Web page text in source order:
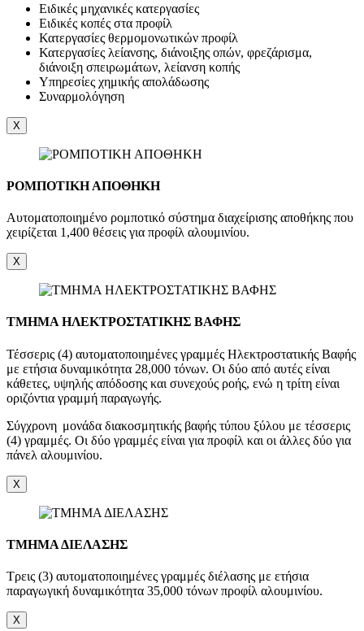
Ειδικές μηχανικές κατεργασίες
Ειδικές κοπές στα προφίλ
Κατεργασίες θερμομονωτικών προφίλ
Κατεργασίες λείανσης, διάνοιξης οπών, φρεζάρισμα,
διάνοιξη σπειρωμάτων, λείανση κοπής
Υπηρεσίες χημικής απολάδωσης
Συναρμολόγηση
X
ΡΟΜΠΟΤΙΚΗ ΑΠΟΘΗΚΗ
Αυτοματοποιημένο ρομποτικό σύστημα διαχείρισης αποθήκης που
χειρίζεται 1,400 θέσεις για προφίλ αλουμινίου.
X
ΤΜΗΜΑ ΗΛΕΚΤΡΟΣΤΑΤΙΚΗΣ ΒΑΦΗΣ
Τέσσερις (4) αυτοματοποιημένες γραμμές Ηλεκτροστατικής Βαφής
με ετήσια δυναμικότητα 28,000 τόνων. Οι δύο από αυτές είναι
κάθετες, υψηλής απόδοσης και συνεχούς ροής, ενώ η τρίτη είναι
οριζόντια γραμμή παραγωγής.
Σύγχρονη μονάδα διακοσμητικής βαφής τύπου ξύλου με τέσσερις
(4) γραμμές. Οι δύο γραμμές είναι για προφίλ και οι άλλες δύο για
πάνελ αλουμινίου.
X
ΤΜΗΜΑ ΔΙΕΛΑΣΗΣ
Τρεις (3) αυτοματοποιημένες γραμμές διέλασης με ετήσια
παραγωγική δυναμικότητα 35,000 τόνων προφίλ αλουμινίου.
X